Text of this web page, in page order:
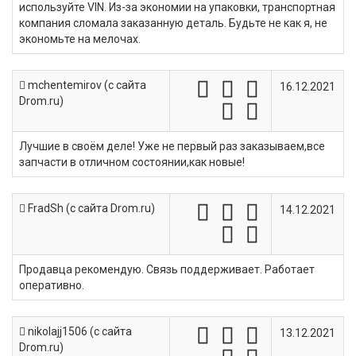
используйте VIN. Из-за экономии на упаковки, транспортная
компания сломала заказанную деталь. Будьте не как я, не
экономьте на мелочах.
mchentemirov (c сайта
Drom.ru)
16.12.2021
Лучшие в своём деле! Уже не первый раз заказываем,все
запчасти в отличном состоянии,как новые!
FradSh (c сайта Drom.ru) 14.12.2021
Продавца рекомендую. Связь поддерживает. Работает
оперативно.
nikolajj1506 (c сайта
Drom.ru)
13.12.2021